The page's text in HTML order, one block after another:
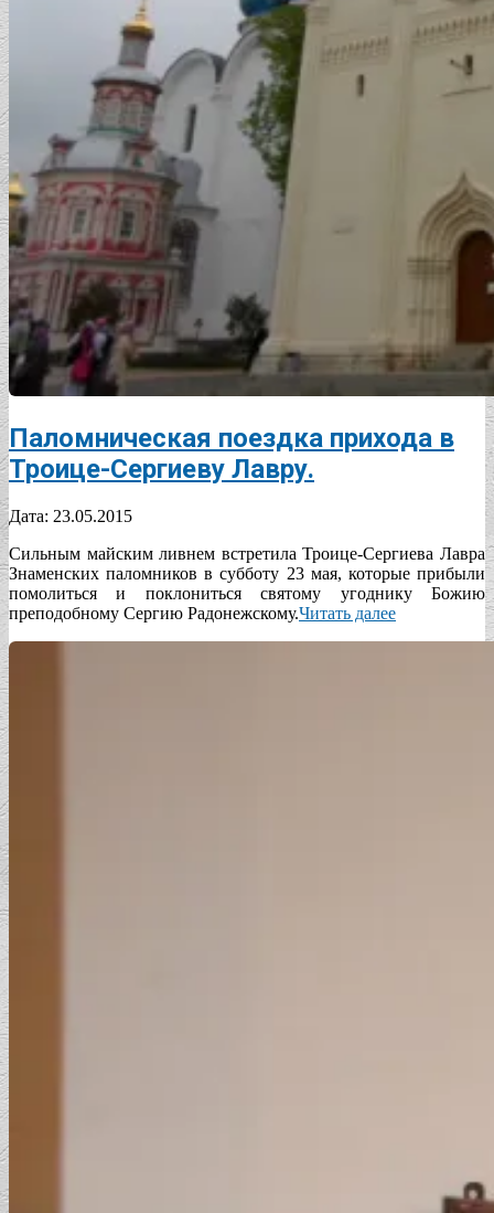
Паломническая поездка прихода в
Троице-Сергиеву Лавру.
2015-
05-
23
Дата: 23.05.2015
Сильным майским ливнем встретила Троице-Сергиева Лавра
Знаменских паломников в субботу 23 мая, которые прибыли
помолиться и поклониться святому угоднику Божию
преподобному Сергию Радонежскому.Читать далее